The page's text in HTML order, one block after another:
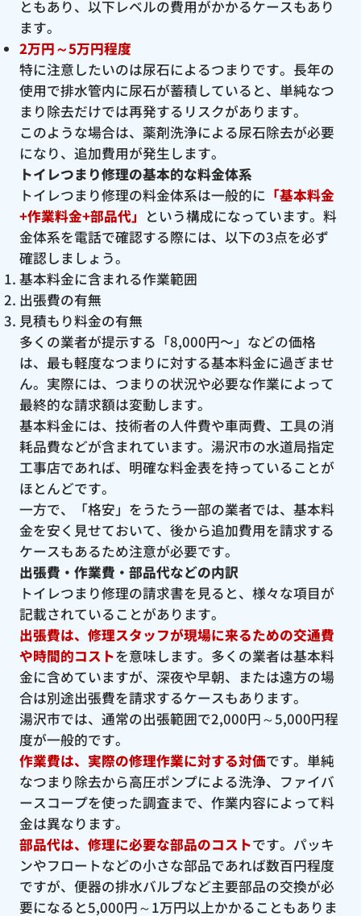
ともあり、以下レベルの費用がかかるケースもあり
ます。
2万円～5万円程度
特に注意したいのは尿石によるつまりです。長年の
使用で排水管内に尿石が蓄積していると、単純なつ
まり除去だけでは再発するリスクがあります。
このような場合は、薬剤洗浄による尿石除去が必要
になり、追加費用が発生します。
トイレつまり修理の基本的な料金体系
トイレつまり修理の料金体系は一般的に 「基本料金
+作業料金+部品代」 という構成になっています。料
金体系を電話で確認する際には、以下の3点を必ず
確認しましょう。
基本料金に含まれる作業範囲
出張費の有無
見積もり料金の有無
多くの業者が提示する「8,000円〜」などの価格
は、最も軽度なつまりに対する基本料金に過ぎませ
ん。実際には、つまりの状況や必要な作業によって
最終的な請求額は変動します。
基本料金には、技術者の人件費や車両費、工具の消
耗品費などが含まれています。湯沢市の水道局指定
工事店であれば、明確な料金表を持っていることが
ほとんどです。
一方で、「格安」をうたう一部の業者では、基本料
金を安く見せておいて、後から追加費用を請求する
ケースもあるため注意が必要です。
出張費・作業費・部品代などの内訳
トイレつまり修理の請求書を見ると、様々な項目が
記載されていることがあります。
出張費は、修理スタッフが現場に来るための交通費
や時間的コストを意味します。多くの業者は基本料
金に含めていますが、深夜や早朝、または遠方の場
合は別途出張費を請求するケースもあります。
湯沢市では、通常の出張範囲で2,000円～5,000円程
度が一般的です。
作業費は、実際の修理作業に対する対価です。単純
なつまり除去から高圧ポンプによる洗浄、ファイバ
ースコープを使った調査まで、作業内容によって料
金は異なります。
部品代は、修理に必要な部品のコストです。パッキ
ンやフロートなどの小さな部品であれば数百円程度
ですが、便器の排水バルブなど主要部品の交換が必
要になると5,000円～1万円以上かかることもありま